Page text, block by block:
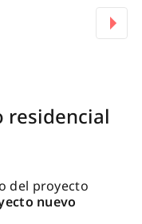
residencial
del proyecto
nuevo